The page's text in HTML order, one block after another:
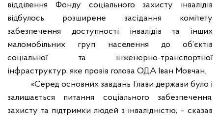
відділення Фонду соціального захисту інвалідів
відбулось розширене засідання комітету
забезпечення доступності інвалідів та інших
маломобільних груп населення до об’єктів
соціальної та інженерно-транспортної
інфраструктур, яке провів голова ОДА Іван Мовчан.
«Серед основних завдань Глави держави було і
залишається питання соціального забезпечення,
захисту та підтримки людей з інвалідністю, – сказав